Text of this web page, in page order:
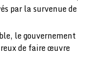
par la survenue de
le gouvernement
de faire œuvre